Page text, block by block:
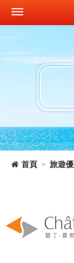
首頁 旅遊